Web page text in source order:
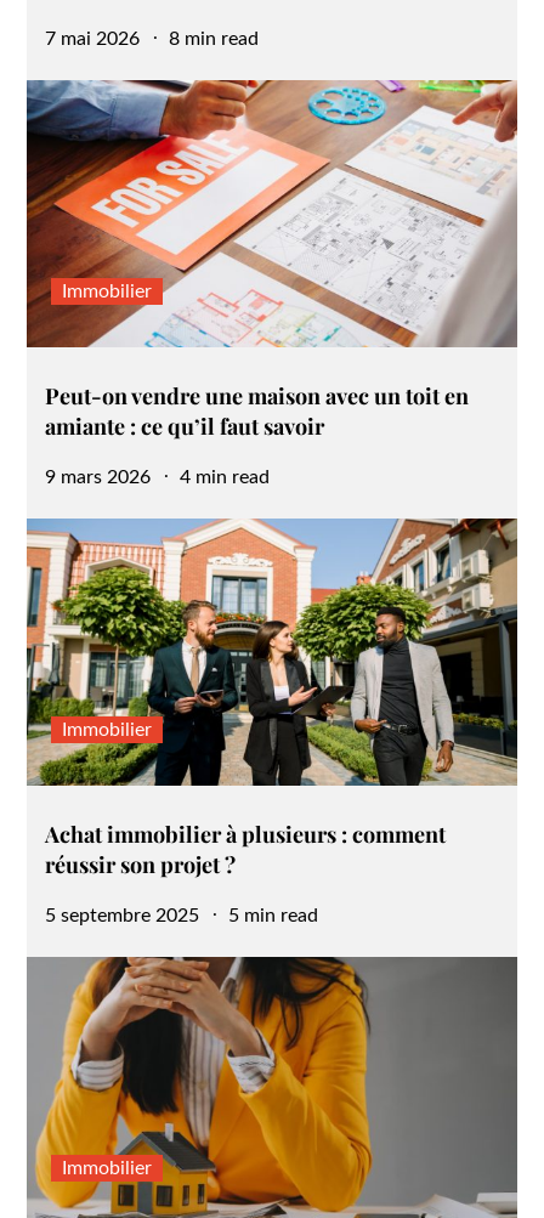
Posted
7 mai 2026 8 min read
Immobilier
Peut-on vendre une maison avec un toit en
amiante : ce qu’il faut savoir
Posted
9 mars 2026 4 min read
Immobilier
Achat immobilier à plusieurs : comment
réussir son projet ?
Posted
5 septembre 2025 5 min read
Immobilier